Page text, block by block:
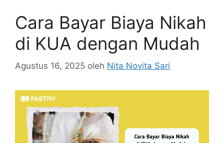
Cara Bayar Biaya Nikah
di KUA dengan Mudah
Agustus 16, 2025 oleh Nita Novita Sari